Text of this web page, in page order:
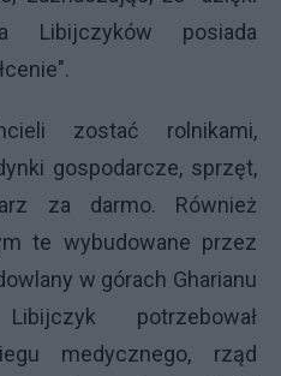
Libijczyków posiada
zostać rolnikami,
gospodarcze, sprzęt,
za darmo. Również
te wybudowane przez
w górach Gharianu
potrzebował
medycznego, rząd